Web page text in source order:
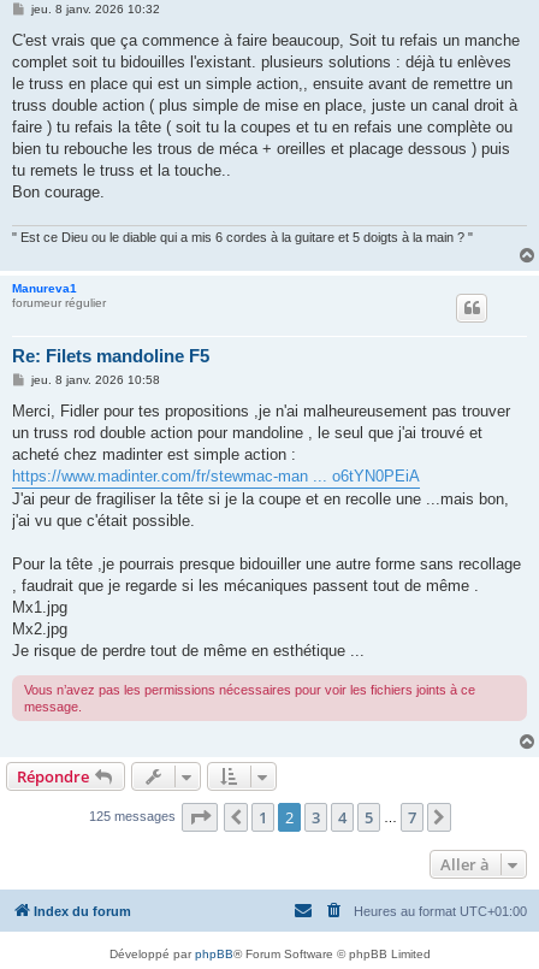
M
s
a
g
jeu. 8 janv. 2026 10:32
C'est vrais que ça commence à faire beaucoup, Soit tu refais un manche
complet soit tu bidouilles l'existant. plusieurs solutions : déjà tu enlèves
le truss en place qui est un simple action,, ensuite avant de remettre un
truss double action ( plus simple de mise en place, juste un canal droit à
faire ) tu refais la tête ( soit tu la coupes et tu en refais une complète ou
bien tu rebouche les trous de méca + oreilles et placage dessous ) puis
tu remets le truss et la touche..
Bon courage.
" Est ce Dieu ou le diable qui a mis 6 cordes à la guitare et 5 doigts à la main ? "
Manureva1
forumeur régulier
Re: Filets mandoline F5
M
s
a
g
jeu. 8 janv. 2026 10:58
Merci, Fidler pour tes propositions ,je n'ai malheureusement pas trouver
un truss rod double action pour mandoline , le seul que j'ai trouvé et
acheté chez madinter est simple action :
https://www.madinter.com/fr/stewmac-man ... o6tYN0PEiA
J'ai peur de fragiliser la tête si je la coupe et en recolle une ...mais bon,
j'ai vu que c'était possible.
Pour la tête ,je pourrais presque bidouiller une autre forme sans recollage
, faudrait que je regarde si les mécaniques passent tout de même .
Mx1.jpg
Mx2.jpg
Je risque de perdre tout de même en esthétique ...
Vous n’avez pas les permissions nécessaires pour voir les fichiers joints à ce
message.
Répondre
125 messages Page sur7
Précédente
1 2 3 4 5 7
Aller à
Index du forum Heures au format UTC+01:00
Développé parphpBB® Forum Software © phpBB Limited